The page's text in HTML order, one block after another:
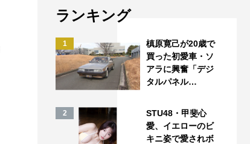
ランキング
1
槙原寛己が20歳で
買った初愛車・ソ
アラに興奮「デジ
タルパネル…
2
STU48・甲斐心
愛、イエローのビ
キニ姿で愛されボ